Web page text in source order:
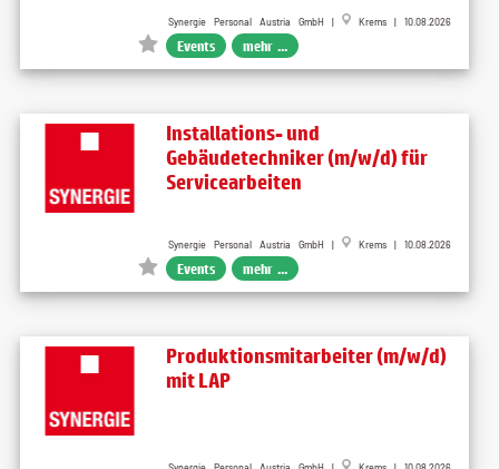
Synergie Personal Austria GmbH | Krems | 10.08.2026
Events mehr ...
Installations- und
Gebäudetechniker (m/w/d) für
Servicearbeiten
Synergie Personal Austria GmbH | Krems | 10.08.2026
Events mehr ...
Produktionsmitarbeiter (m/w/d)
mit LAP